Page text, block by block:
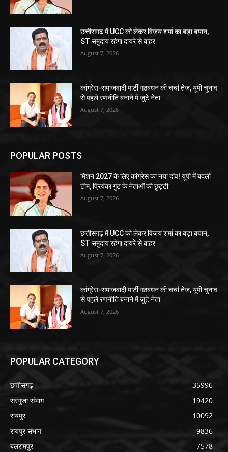
छत्तीसगढ़ में UCC को लेकर विजय शर्मा का बड़ा बयान,
ST समुदाय रहेगा दायरे से बाहर
August 7, 2026
कांग्रेस-समाजवादी पार्टी गठबंधन की चर्चा तेज, यूपी चुनाव
से पहले रणनीति बनाने में जुटे नेता
August 7, 2026
POPULAR POSTS
मिशन 2027 के लिए कांग्रेस का नया दांव! यूपी में बदली
टीम, प्रियंका गुट के नेताओं की छुट्टी
August 7, 2026
छत्तीसगढ़ में UCC को लेकर विजय शर्मा का बड़ा बयान,
ST समुदाय रहेगा दायरे से बाहर
August 7, 2026
कांग्रेस-समाजवादी पार्टी गठबंधन की चर्चा तेज, यूपी चुनाव
से पहले रणनीति बनाने में जुटे नेता
August 7, 2026
POPULAR CATEGORY
छत्तीसगढ़
35996
सरगुजा संभाग
19420
रायपुर
10092
रायपुर संभाग
9836
बलरामपुर
7578